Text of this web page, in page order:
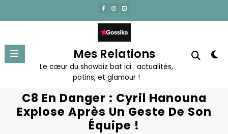
contenu
Mes Relations
Le cœur du showbiz bat ici : actualités,
potins, et glamour !
C8 En Danger : Cyril Hanouna
Explose Après Un Geste De Son
Équipe !